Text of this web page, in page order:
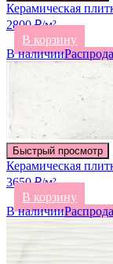
Керамическая
2800 ₽/м²
В корзину
В наличии
Быстрый просмотр
Керамическая
3650 ₽/м²
В корзину
В наличии